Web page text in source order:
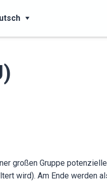
großen Gruppe
wird). Am Ende werden